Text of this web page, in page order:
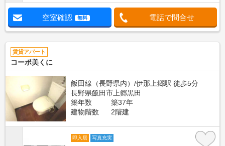
空室確認 無料 電話で問合せ
賃貸アパート
コーポ美くに
飯田線（長野県内）/伊那上郷駅 徒歩5分
長野県飯田市上郷黒田
築年数
築37年
建物階数
2階建
即入居 写真充実